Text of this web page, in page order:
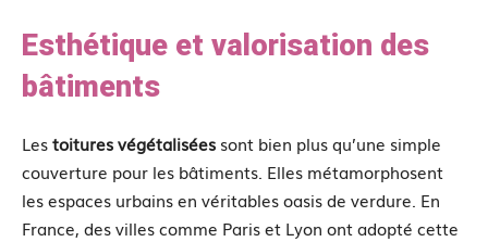
Esthétique et valorisation des
bâtiments
Lestoitures végétalisées sont bien plus qu’une simple
couverture pour les bâtiments. Elles métamorphosent
les espaces urbains en véritables oasis de verdure. En
France, des villes comme Paris et Lyon ont adopté cette